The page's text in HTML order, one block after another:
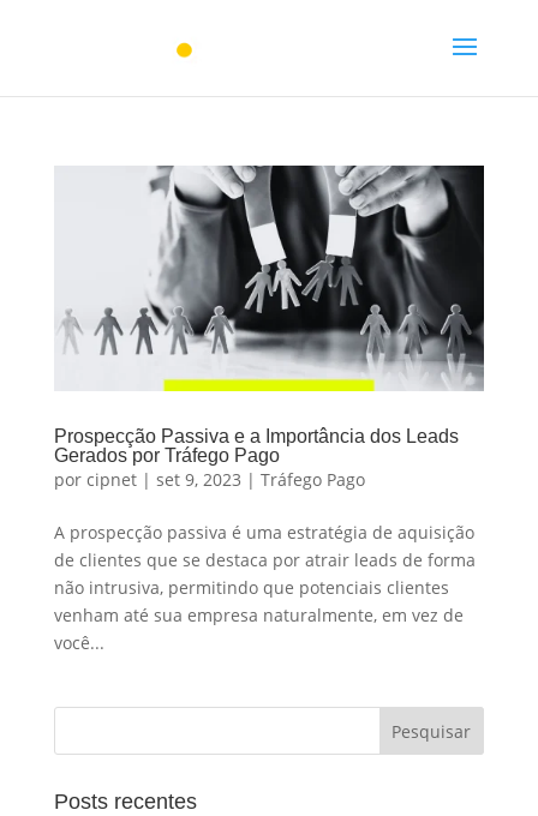
Prospecção Passiva e a Importância dos Leads
Gerados por Tráfego Pago
por cipnet| set 9, 2023 | Tráfego Pago
A prospecção passiva é uma estratégia de aquisição
de clientes que se destaca por atrair leads de forma
não intrusiva, permitindo que potenciais clientes
venham até sua empresa naturalmente, em vez de
você...
Posts recentes